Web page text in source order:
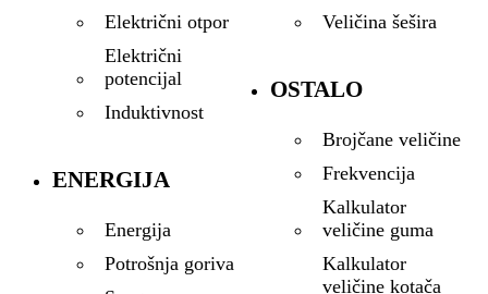
Električni otpor
Električni
potencijal
Induktivnost
ENERGIJA
Energija
Potrošnja goriva
Veličina šešira
OSTALO
Brojčane veličine
Frekvencija
Kalkulator
veličine guma
Kalkulator
veličine kotača